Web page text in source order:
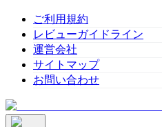
ご利用規約
レビューガイドライン
運営会社
サイトマップ
お問い合わせ